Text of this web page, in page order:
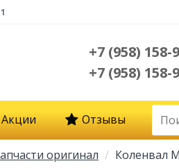
+7 (958) 158-
+7 (958) 158-
Акции Отзывы
оригинал Коленвал